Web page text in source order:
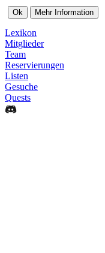
Lexikon
Mitglieder
Team
Reservierungen
Listen
Gesuche
Quests